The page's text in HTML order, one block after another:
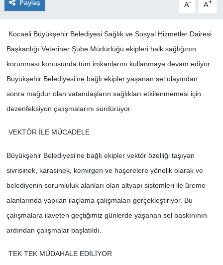
Paylaş A- A+
Kocaeli Büyükşehir Belediyesi Sağlık ve Sosyal Hizmetler Dairesi
Başkanlığı Veteriner Şube Müdürlüğü ekipleri halk sağlığının
korunması konusunda tüm imkanlarını kullanmaya devam ediyor.
Büyükşehir Belediyesi’ne bağlı ekipler yaşanan sel olayından
sonra mağdur olan vatandaşların sağlıkları etkilenmemesi için
dezenfeksiyon çalışmalarını sürdürüyor.
VEKTÖR İLE MÜCADELE
Büyükşehir Belediyesi’ne bağlı ekipler vektör özelliği taşıyan
sivrisinek, karasinek, kemirgen ve haşerelere yönelik olarak ve
belediyenin sorumluluk alanları olan altyapı sistemleri ile üreme
alanlarında yapılan ilaçlama çalışmaları gerçekleştiriyor. Bu
çalışmalara ilaveten geçtiğimiz günlerde yaşanan sel baskınının
ardından çalışmalar başlatıldı.
TEK TEK MÜDAHALE EDİLİYOR